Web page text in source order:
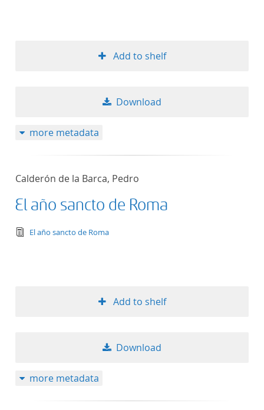
Add to shelf
Download
more metadata
Calderón de la Barca, Pedro
El año sancto de Roma
text/tg.edition+tg.aggregation+xml
El año sancto de Roma
Add to shelf
Download
more metadata